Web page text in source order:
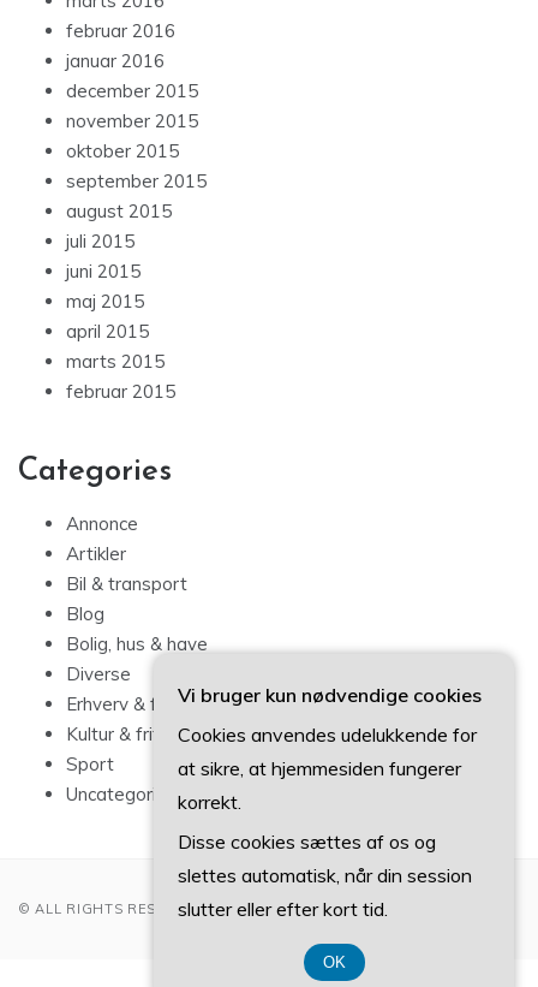
februar 2016
januar 2016
december 2015
november 2015
oktober 2015
september 2015
august 2015
juli 2015
juni 2015
maj 2015
april 2015
marts 2015
februar 2015
Categories
Annonce
Artikler
Bil & transport
Blog
Bolig, hus & have
Diverse
Erhverv & forbrug
Kultur & fritid
Sport
Uncategorized
© ALL RIGHTS RESERVED 2022
Vi bruger kun nødvendige cookies
Cookies anvendes udelukkende for
at sikre, at hjemmesiden fungerer
korrekt.
Disse cookies sættes af os og
slettes automatisk, når din session
slutter eller efter kort tid.
OK